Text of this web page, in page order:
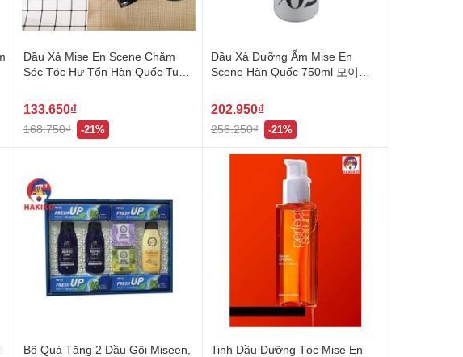
Dầu Xả Mise En Scene Chăm
Sóc Tóc Hư Tổn Hàn Quốc Tuýp
133.650₫
168.750₫ -21%
Dầu Xả Dưỡng Ẩm Mise En
Scene Hàn Quốc 750ml 모이스
202.950₫
256.250₫ -21%
Bộ Quà Tặng 2 Dầu Gội Miseen,
Tinh Dầu Dưỡng Tóc Mise En